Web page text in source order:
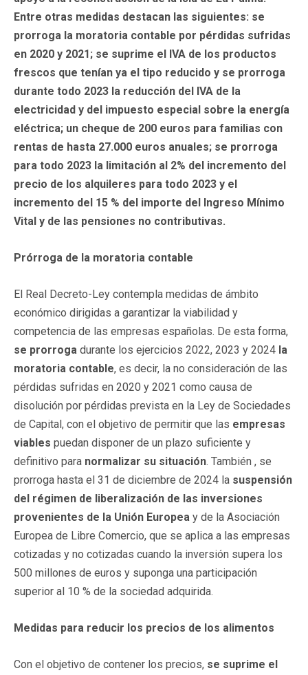
Entre otras medidas destacan las siguientes: se
prorroga la moratoria contable por pérdidas sufridas
en 2020 y 2021; se suprime el IVA de los productos
frescos que tenían ya el tipo reducido y se prorroga
durante todo 2023 la reducción del IVA de la
electricidad y del impuesto especial sobre la energía
eléctrica; un cheque de 200 euros para familias con
rentas de hasta 27.000 euros anuales; se prorroga
para todo 2023 la limitación al 2% del incremento del
precio de los alquileres para todo 2023 y el
incremento del 15 % del importe del Ingreso Mínimo
Vital y de las pensiones no contributivas.
Prórroga de la moratoria contable
El Real Decreto-Ley contempla medidas de ámbito
económico dirigidas a garantizar la viabilidad y
competencia de las empresas españolas. De esta forma,
se prorroga durante los ejercicios 2022, 2023 y 2024 la
moratoria contable, es decir, la no consideración de las
pérdidas sufridas en 2020 y 2021 como causa de
disolución por pérdidas prevista en la Ley de Sociedades
de Capital, con el objetivo de permitir que las empresas
viables puedan disponer de un plazo suficiente y
definitivo para normalizar su situación. También , se
prorroga hasta el 31 de diciembre de 2024 la suspensión
del régimen de liberalización de las inversiones
provenientes de la Unión Europea y de la Asociación
Europea de Libre Comercio, que se aplica a las empresas
cotizadas y no cotizadas cuando la inversión supera los
500 millones de euros y suponga una participación
superior al 10 % de la sociedad adquirida.
Medidas para reducir los precios de los alimentos
Con el objetivo de contener los precios, se suprime el